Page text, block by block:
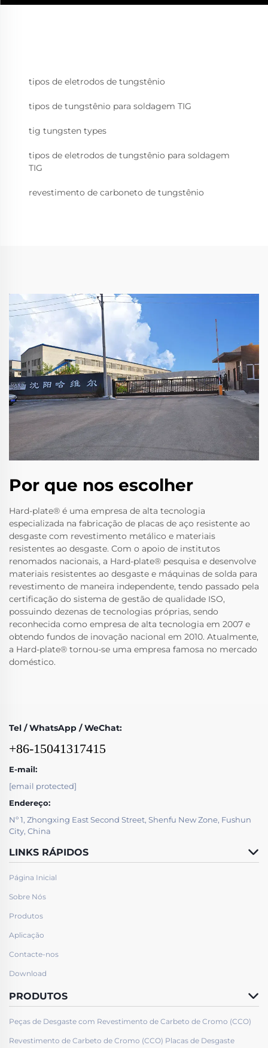
tipos de eletrodos de tungstênio
tipos de tungstênio para soldagem TIG
tig tungsten types
tipos de eletrodos de tungstênio para soldagem
TIG
revestimento de carboneto de tungstênio
Por que nos escolher
Hard-plate® é uma empresa de alta tecnologia
especializada na fabricação de placas de aço resistente ao
desgaste com revestimento metálico e materiais
resistentes ao desgaste. Com o apoio de institutos
renomados nacionais, a Hard-plate® pesquisa e desenvolve
materiais resistentes ao desgaste e máquinas de solda para
revestimento de maneira independente, tendo passado pela
certificação do sistema de gestão de qualidade ISO,
possuindo dezenas de tecnologias próprias, sendo
reconhecida como empresa de alta tecnologia em 2007 e
obtendo fundos de inovação nacional em 2010. Atualmente,
a Hard-plate® tornou-se uma empresa famosa no mercado
doméstico.
Tel / WhatsApp / WeChat:
+86-15041317415
E-mail:
[email protected]
Endereço:
Nº 1, Zhongxing East Second Street, Shenfu New Zone, Fushun
City, China
LINKS RÁPIDOS
Página Inicial
Sobre Nós
Produtos
Aplicação
Contacte-nos
Download
PRODUTOS
Peças de Desgaste com Revestimento de Carbeto de Cromo (CCO)
Revestimento de Carbeto de Cromo (CCO) Placas de Desgaste